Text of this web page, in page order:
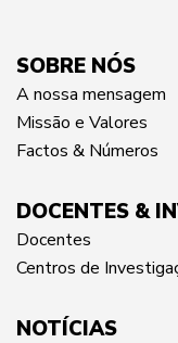
SOBRE NÓS
A nossa mensagem
Missão e Valores
Factos & Números
DOCENTES &
Docentes
Centros de
NOTÍCIAS